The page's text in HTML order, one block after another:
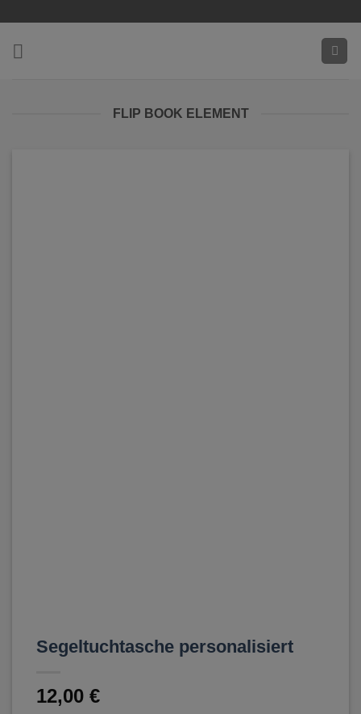
springen
FLIP BOOK ELEMENT
Segeltuchtasche personalisiert
12,00 €